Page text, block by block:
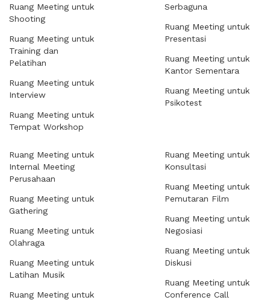
Ruang Meeting untuk
Shooting
Ruang Meeting untuk
Training dan
Pelatihan
Ruang Meeting untuk
Interview
Ruang Meeting untuk
Tempat Workshop
Serbaguna
Ruang Meeting untuk
Presentasi
Ruang Meeting untuk
Kantor Sementara
Ruang Meeting untuk
Psikotest
Ruang Meeting untuk
Internal Meeting
Perusahaan
Ruang Meeting untuk
Gathering
Ruang Meeting untuk
Olahraga
Ruang Meeting untuk
Latihan Musik
Ruang Meeting untuk
Ruang Meeting untuk
Konsultasi
Ruang Meeting untuk
Pemutaran Film
Ruang Meeting untuk
Negosiasi
Ruang Meeting untuk
Diskusi
Ruang Meeting untuk
Conference Call